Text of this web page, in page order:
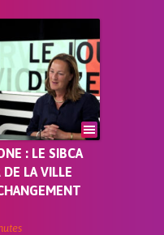
: LE SIBCA
LA VILLE